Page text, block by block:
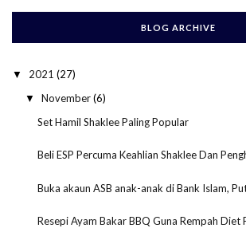
BLOG ARCHIVE
▼ 2021 (27)
▼ November(6)
Set Hamil Shaklee Paling Popular
Beli ESP Percuma Keahlian Shaklee Dan
Buka akaun ASB anak-anak di Bank Islam,
Resepi Ayam Bakar BBQ Guna Rempah Diet